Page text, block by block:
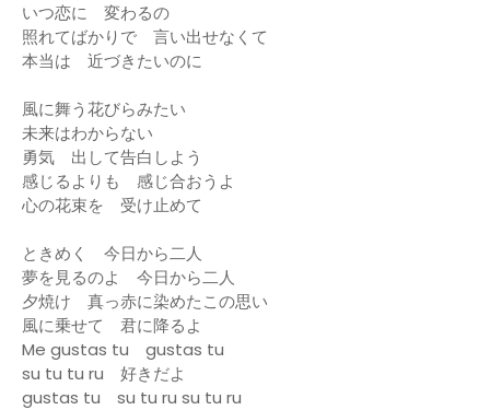
いつ恋に 変わるの
照れてばかりで 言い出せなくて
本当は 近づきたいのに
風に舞う花びらみたい
未来はわからない
勇気 出して告白しよう
感じるよりも 感じ合おうよ
心の花束を 受け止めて
ときめく 今日から二人
夢を見るのよ 今日から二人
夕焼け 真っ赤に染めたこの思い
風に乗せて 君に降るよ
Me gustas tu gustas tu
su tu tu ru 好きだよ
gustas tu su tu ru su tu ru